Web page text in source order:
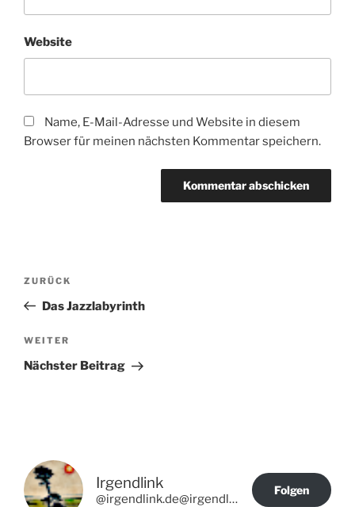
Website
Name, E-Mail-Adresse und Website in diesem
Browser für meinen nächsten Kommentar speichern.
Beitragsnavigation
Vorheriger
Beitrag
ZURÜCK
Das Jazzlabyrinth
Nächster
Beitrag
WEITER
Nächster Beitrag
Irgendlink
@irgendlink.de@irgendlink.de
Folgen